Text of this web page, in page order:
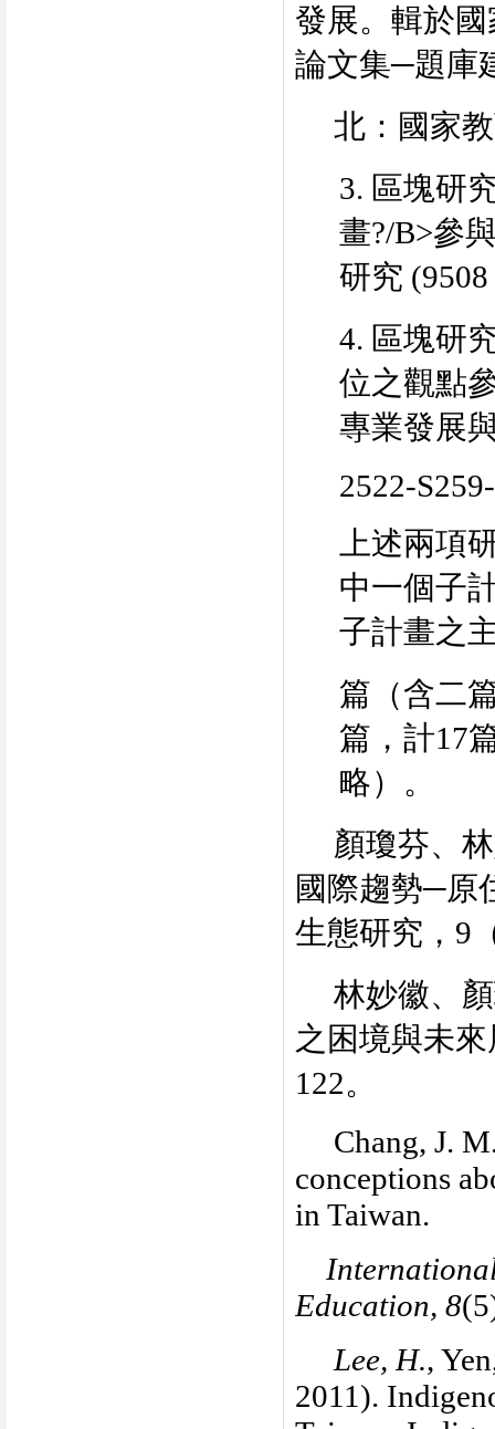
發展。輯於
論文集─題庫
北：國家
3. 區塊研
畫?/B>參
研究
4. 區塊研
位之觀點
專業發展
2522-
上述兩項
中一個子
子計畫之
篇（含二
篇，計17
略）。
顏瓊芬、林
國際趨勢─原
生態研究， 9
林妙徽、顏
之困境與未
122。
Chang, J.
conceptions
in Taiwan.
Education, 8
Lee, H.,
2011).